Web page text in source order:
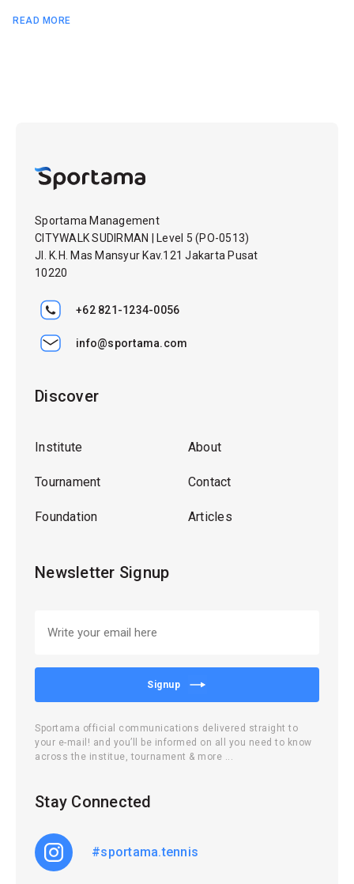
READ MORE
Sportama Management
CITYWALK SUDIRMAN | Level 5 (PO-0513)
Jl. K.H. Mas Mansyur Kav.121 Jakarta Pusat
10220
+62 821-1234-0056
info@sportama.com
Discover
Institute
Tournament
Foundation
About
Contact
Articles
Newsletter Signup
Signup
Sportama official communications delivered straight to
your e-mail! and you’ll be informed on all you need to know
across the institue, tournament & more ...
Stay Connected
#sportama.tennis